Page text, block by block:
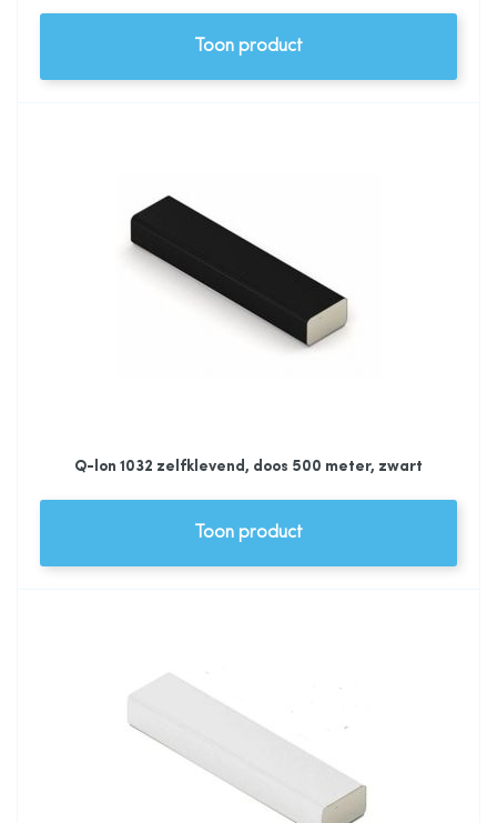
Toon product
Q-lon 1032 zelfklevend, doos 500 meter, zwart
Toon product